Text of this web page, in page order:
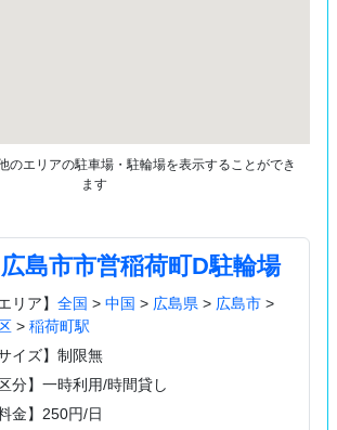
のエリアの駐車場・駐輪場を表示することができ
ます
広島市市営稲荷町D駐輪場
リア】 全国 > 中国 > 広島県 > 広島市>
> 稲荷町駅
サイズ】制限無
区分】一時利用/時間貸し
料金】250円/日